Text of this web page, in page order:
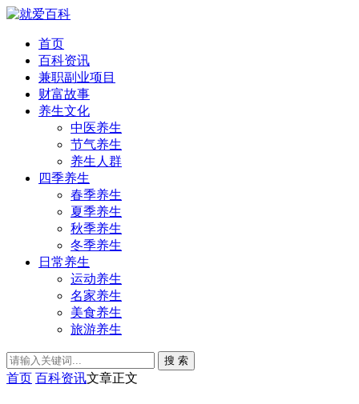
首页
百科资讯
兼职副业项目
财富故事
养生文化
中医养生
节气养生
养生人群
四季养生
春季养生
夏季养生
秋季养生
冬季养生
日常养生
运动养生
名家养生
美食养生
旅游养生
搜 索
首页 百科资讯文章正文